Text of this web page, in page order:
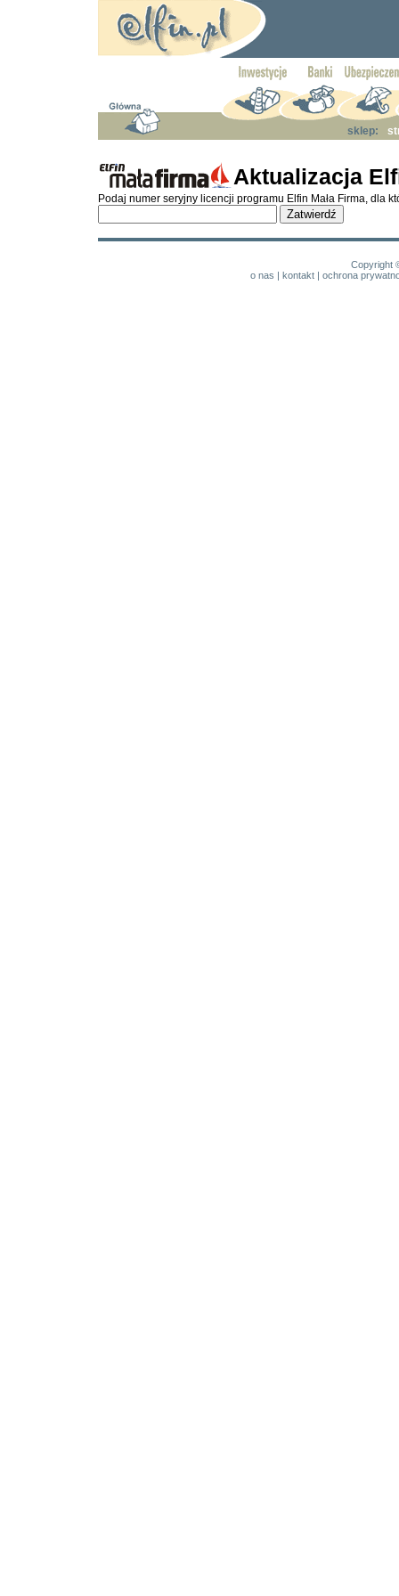
sklep:
Aktualizacja
Podaj numer seryjny licencji programu Elfin Mała Firma, dla
Copyright
o nas | kontakt| ochrona